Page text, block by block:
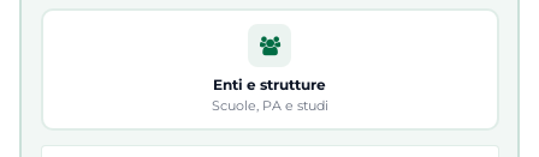
Enti e strutture
Scuole, PA e studi